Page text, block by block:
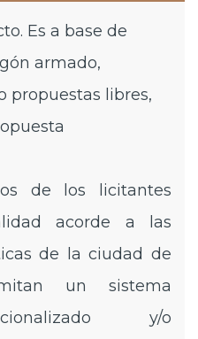
Es a base de
armado,
propuestas libres,
de los licitantes
acorde a las
de la ciudad de
un sistema
y/o